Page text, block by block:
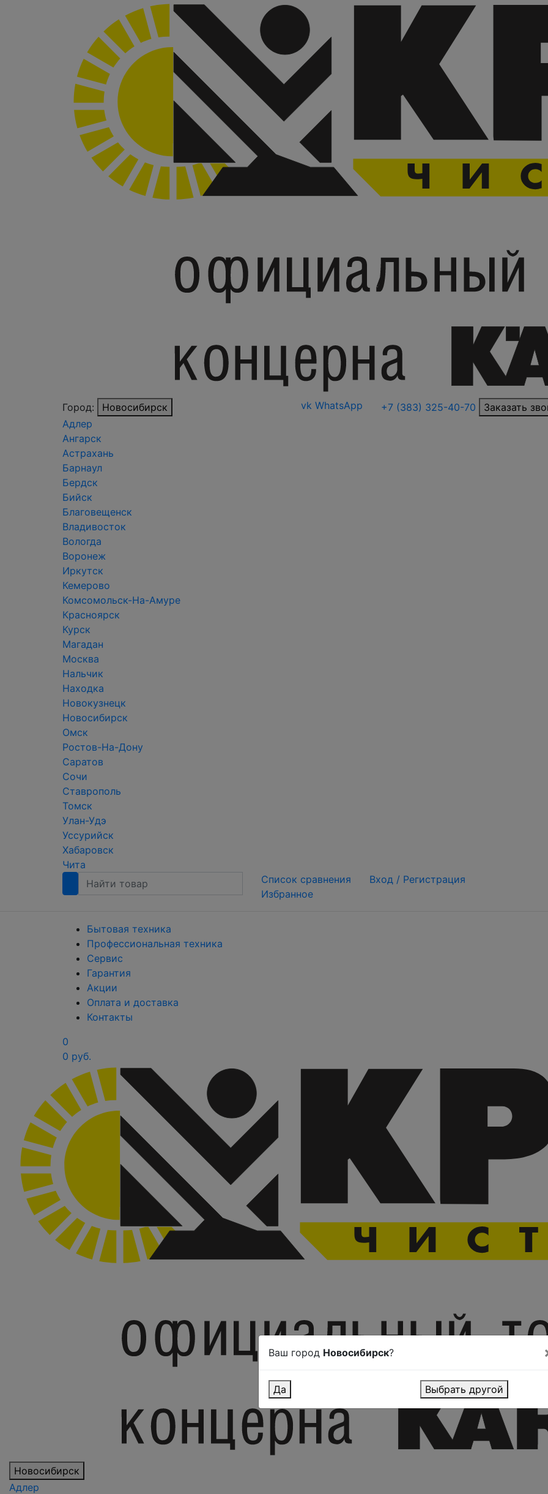
Город:
Новосибирск
Адлер
Ангарск
Астрахань
Барнаул
Бердск
Бийск
Благовещенск
Владивосток
Вологда
Воронеж
Иркутск
Кемерово
Комсомольск-На-Амуре
Красноярск
Курск
Магадан
Москва
Нальчик
Находка
Новокузнецк
Новосибирск
Омск
Ростов-На-Дону
Саратов
Сочи
Ставрополь
Томск
Улан-Удэ
Уссурийск
Хабаровск
Чита
vk WhatsApp +7 (383) 325-40-70 Заказать
Список сравнения
Избранное
Вход / Регистрация
Бытовая техника
Профессиональная техника
Сервис
Гарантия
Акции
Оплата и доставка
Контакты
0
0 руб.
Новосибирск
Адлер
Ваш город Новосибирск?
Да Выбрать другой